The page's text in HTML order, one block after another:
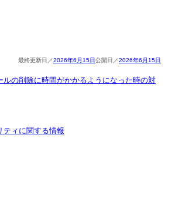
2026年6月15日 2026年6月15日
ルの削除に時間がかかるようになった時の対